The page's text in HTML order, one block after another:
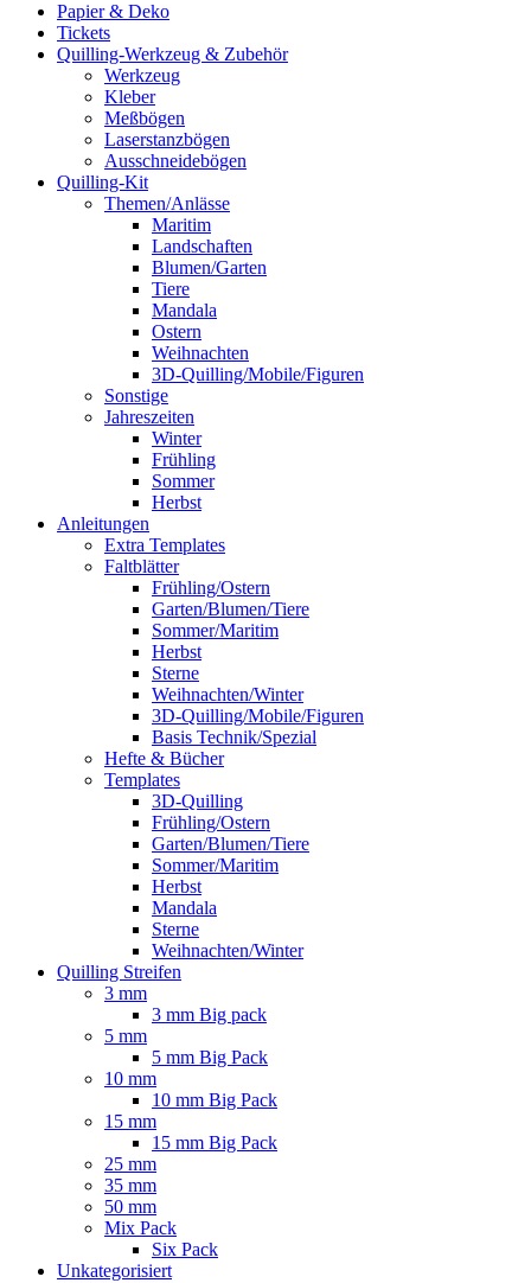
Papier & Deko
Tickets
Quilling-Werkzeug & Zubehör
Werkzeug
Kleber
Meßbögen
Laserstanzbögen
Ausschneidebögen
Quilling-Kit
Themen/Anlässe
Maritim
Landschaften
Blumen/Garten
Tiere
Mandala
Ostern
Weihnachten
3D-Quilling/Mobile/Figuren
Sonstige
Jahreszeiten
Winter
Frühling
Sommer
Herbst
Anleitungen
Extra Templates
Faltblätter
Frühling/Ostern
Garten/Blumen/Tiere
Sommer/Maritim
Herbst
Sterne
Weihnachten/Winter
3D-Quilling/Mobile/Figuren
Basis Technik/Spezial
Hefte & Bücher
Templates
3D-Quilling
Frühling/Ostern
Garten/Blumen/Tiere
Sommer/Maritim
Herbst
Mandala
Sterne
Weihnachten/Winter
Quilling Streifen
3 mm
3 mm Big pack
5 mm
5 mm Big Pack
10 mm
10 mm Big Pack
15 mm
15 mm Big Pack
25 mm
35 mm
50 mm
Mix Pack
Six Pack
Unkategorisiert